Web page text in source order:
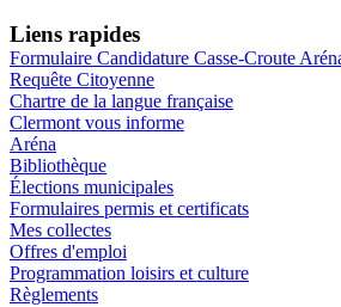
Liens rapides
Formulaire Candidature Casse-Croute
Requête Citoyenne
Chartre de la langue française
Clermont vous informe
Aréna
Bibliothèque
Élections municipales
Formulaires permis et certificats
Mes collectes
Offres d'emploi
Programmation loisirs et culture
Règlements